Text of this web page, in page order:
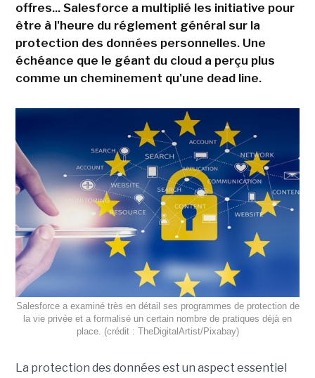
offres... Salesforce a multiplié les initiative pour
être à l'heure du réglement général sur la
protection des données personnelles. Une
échéance que le géant du cloud a perçu plus
comme un cheminement qu'une dead line.
Salesforce a examiné très en détail ses programmes de protection de
la vie privée et a formalisé un certain nombre de pratiques déjà en
place. (crédit : TheDigitalArtist/Pixabay)
La protection des données est un aspect essentiel